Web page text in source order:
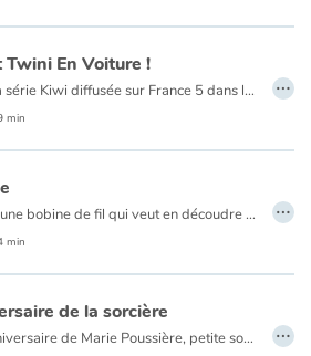
En Voiture !
Issus de la série Kiwi diffusée sur France 5 dans l’émission Zouzous, ces deux drôles d’oiseaux prennent les tout-petits par la main pour une découverte ludique de l’anglais. Au fil de leurs aventures, l’enfant apprend en douceur ses premiers mots d’anglais. Twiki et Twini fabriquent de magnifiques engins à moteur. Qu'ils sont fiers, nos kiwis, à bord de leurs bolides !
min
…
Torgnole, une bobine de fil qui veut en découdre avec la terre entière, part à la recherche du bonheur. De boîte à couture en boîte à musique trouvera-t-il la clé de son épanouissement ? Petits et grands, n'hésitez pas à suivre le fil de cette aventure !
min
…
de la sorcière
C’est l’anniversaire de Marie Poussière, petite sorcière qui vit seule au fond des bois. Le facteur lui porte une montagne de cadeaux qui l’enchante jusqu’au moment où elle découvre le cadeau de son amie la sorcière du Bois Joli... …